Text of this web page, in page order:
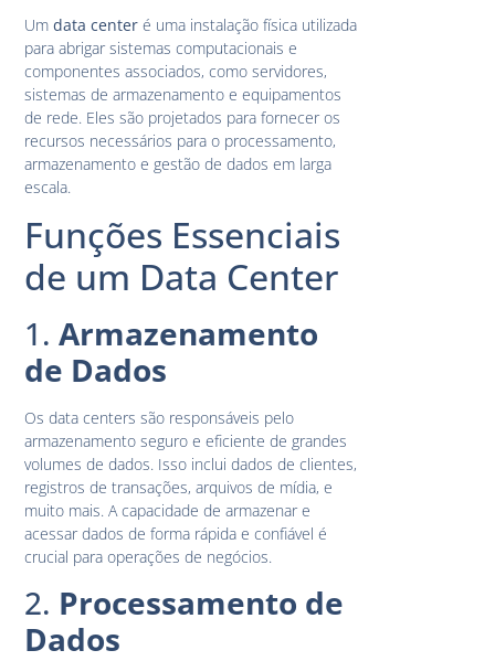
Umdata center é uma instalação física utilizada
para abrigar sistemas computacionais e
componentes associados, como servidores,
sistemas de armazenamento e equipamentos
de rede. Eles são projetados para fornecer os
recursos necessários para o processamento,
armazenamento e gestão de dados em larga
escala.
Funções Essenciais
de um Data Center
1.Armazenamento
de Dados
Os data centers são responsáveis pelo
armazenamento seguro e eficiente de grandes
volumes de dados. Isso inclui dados de clientes,
registros de transações, arquivos de mídia, e
muito mais. A capacidade de armazenar e
acessar dados de forma rápida e confiável é
crucial para operações de negócios.
2. Processamento de
Dados